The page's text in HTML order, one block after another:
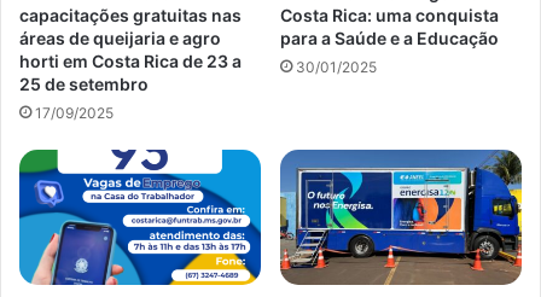
capacitações gratuitas nas
áreas de queijaria e agro
horti em Costa Rica de 23 a
25 de setembro
17/09/2025
Costa Rica: uma conquista
para a Saúde e a Educação
30/01/2025